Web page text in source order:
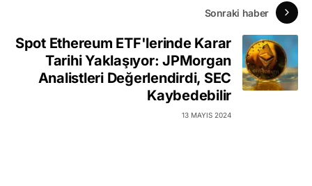
Sonraki haber
Spot Ethereum ETF'lerinde Karar
Tarihi Yaklaşıyor: JPMorgan
Analistleri Değerlendirdi, SEC
Kaybedebilir
13 MAYIS 2024